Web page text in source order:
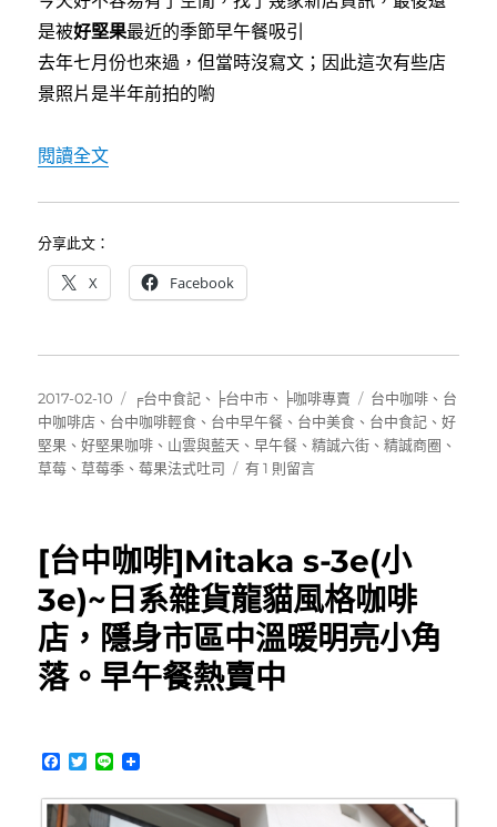
是被好堅果最近的季節早午餐吸引
去年七月份也來過，但當時沒寫文；因此這次有些店
景照片是半年前拍的喲
閱讀全文〈[台中早午餐]好堅果咖啡，莓果法式土司～草
分享此文：
X Facebook
發
佈
日
期:
2017-02-10
分
類
╒台中食記 、 ╞台中市 、 ╞咖啡專賣
標
籤
台中咖啡 、 台
中咖啡店 、 台中咖啡輕食 、 台中早午餐 、 台中美食 、 台中食記 、好
堅果 、好堅果咖啡 、 山雲與藍天 、早午餐 、精誠六街 、精誠商圈 、
草莓 、草莓季 、莓果法式吐司
在
午
餐]
好
堅
果
咖
有 1 則留言
[台中咖啡]Mitaka s-3e(小
3e)~日系雜貨龍貓風格咖啡
店，隱身市區中溫暖明亮小角
落。早午餐熱賣中
F
c
e
T
i
t
L
n
e